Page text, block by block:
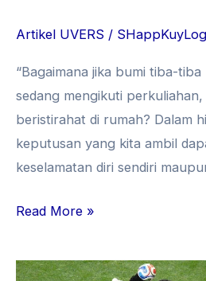
Artikel UVERS / SHappKuyLog
“Bagaimana jika bumi tiba-
sedang mengikuti
beristirahat di rumah? Dalam
keputusan yang kita ambil
keselamatan diri sendiri
Read More »
Bisakah